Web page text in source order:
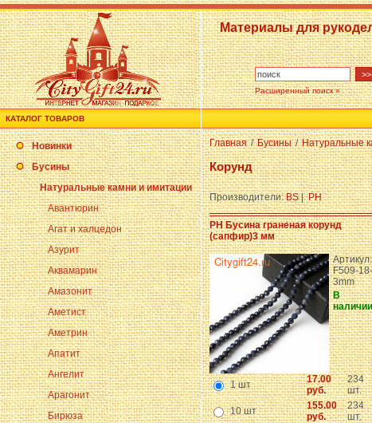
Материалы для
Расширенный поиск »
КАТАЛОГ ТОВАРОВ
Новинки
Бусины
Натуральные камни и имитации
Авантюрин
Агат и халцедон
Азурит
Аквамарин
Амазонит
Аметист
Аметрин
Апатит
Ангелит
Арагонит
Бирюза
Главная / Бусины / Натуральные
Корунд
Производители:BS| PH
PH Бусина граненая корунд
(сапфир)3 мм
Артикул:
F509-18-
3mm
В
наличии
1 шт
17.00
руб.
234
шт.
10 шт
155.00
руб.
234
шт.